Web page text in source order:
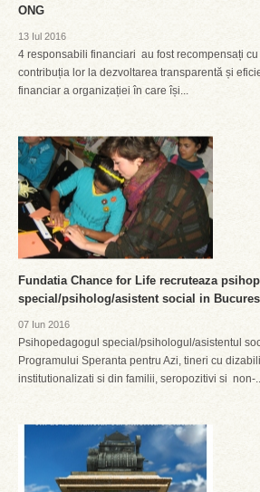
ONG
13 Iul 2016
4 responsabili financiari au fost recompensați
contribuția lor la dezvoltarea transparentă și
financiar a organizației în care își...
Fundatia Chance for Life recruteaza
special/psiholog/asistent social in
07 Iun 2016
Psihopedagogul special/psihologul/asistentul
Programului Speranta pentru Azi, tineri cu
institutionalizati si din familii, seropozitivi si non-